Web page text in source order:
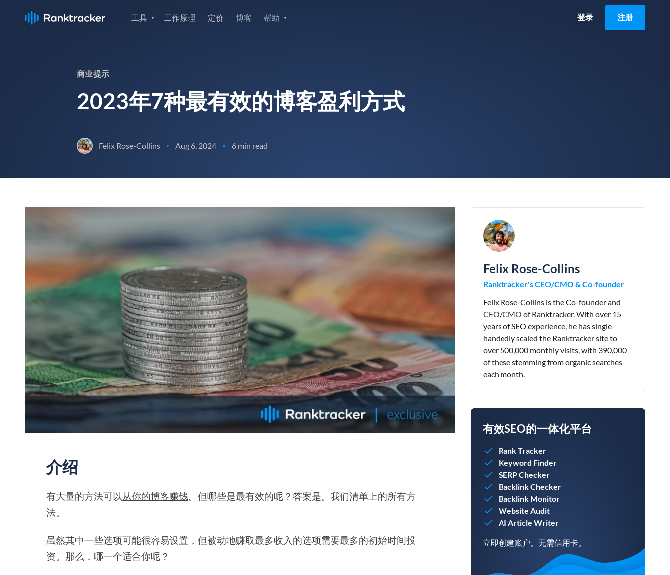
工具 工作原理 定价 博客 帮助 登录 注册
商业提示
2023年7种最有效的博客盈利方式
Felix Rose-Collins • Aug 6, 2024 • 6 min read
介绍
有大量的方法可以 从你的博客赚钱 。但哪些是最有效的呢？答案是。我们清单上的所有方
法。
虽然其中一些选项可能很容易设置，但被动地赚取最多收入的选项需要最多的初始时间投
资。那么，哪一个适合你呢？
Felix Rose-Collins
Ranktracker's CEO/CMO & Co-founder
Felix Rose-Collins is the Co-founder and
CEO/CMO of Ranktracker. With over 15
years of SEO experience, he has single-
handedly scaled the Ranktracker site to
over 500,000 monthly visits, with 390,000
of these stemming from organic searches
each month.
有效SEO的一体化平台
Rank Tracker
Keyword Finder
SERP Checker
Backlink Checker
Backlink Monitor
Website Audit
AI Article Writer
立即创建账户。无需信用卡。